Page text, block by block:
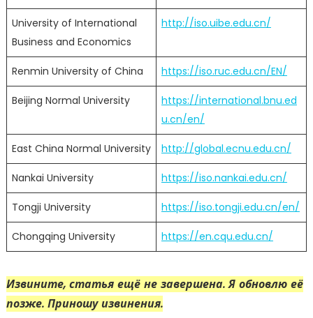
University of International
Business and Economics
http://iso.uibe.edu.cn/
Renmin University of China https://iso.ruc.edu.cn/EN/
Beijing Normal University
https://international.bnu.ed
u.cn/en/
East China Normal University http://global.ecnu.edu.cn/
Nankai University https://iso.nankai.edu.cn/
Tongji University https://iso.tongji.edu.cn/en/
Chongqing University https://en.cqu.edu.cn/
Извините, статья ещё не завершена. Я обновлю её
позже. Приношу извинения.